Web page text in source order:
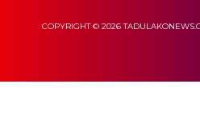
COPYRIGHT © 2026